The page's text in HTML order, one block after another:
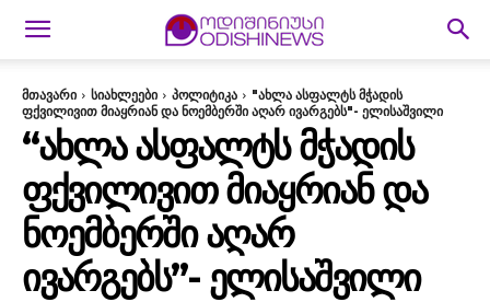
მთავარი სიახლეები პოლიტიკა
"ახლა ასფალტს მჭადის
ფქვილივით მიაყრიან და ნოემბერში აღარ ივარგებს"- ელისაშვილი
“ᲐᲮᲚᲐ ᲐᲡᲤᲐᲚᲢᲡ ᲛᲭᲐᲓᲘᲡ
ᲤᲥᲕᲘᲚᲘᲕᲘᲗ ᲛᲘᲐᲧᲠᲘᲐᲜ ᲓᲐ
ᲜᲝᲔᲛᲑᲔᲠᲨᲘ ᲐᲦᲐᲠ
ᲘᲕᲐᲠᲒᲔᲑᲡ”- ᲔᲚᲘᲡᲐᲨᲕᲘᲚᲘ